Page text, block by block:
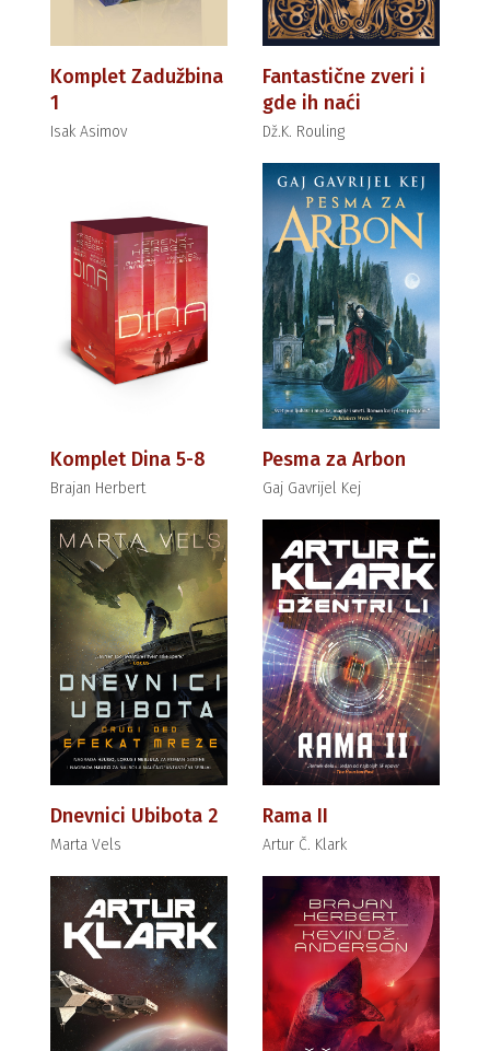
Komplet Zadužbina
1
Isak Asimov
Fantastične zveri i
gde ih naći
Dž.K. Rouling
Komplet Dina 5-8
Brajan Herbert
Pesma za Arbon
Gaj Gavrijel Kej
Dnevnici Ubibota 2
Marta Vels
Rama II
Artur Č. Klark